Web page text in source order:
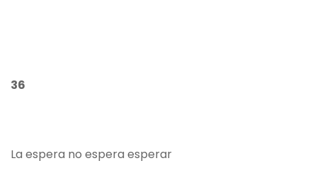
36
La espera no espera esperar